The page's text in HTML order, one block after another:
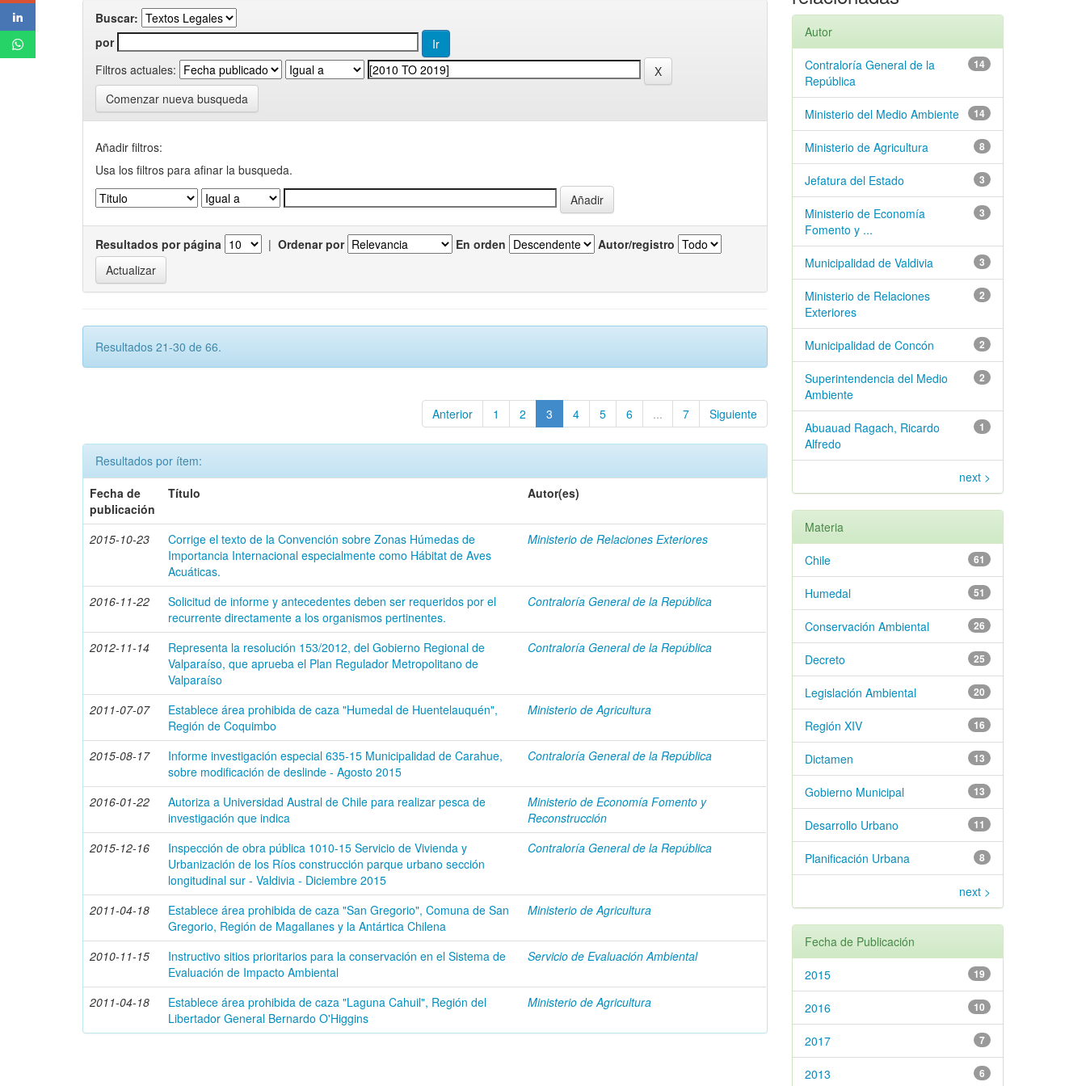
Buscar:
por
Filtros actuales:
Comenzar nueva busqueda
Añadir filtros:
Usa los filtros para afinar la busqueda.
Resultados por página | Ordenar por En orden Autor/registro
Resultados 21-30 de 66.
Anterior 1 2 3 4 5 6 ... 7 Siguiente
Resultados por ítem:
Fecha de
publicación
Título Autor(es)
2015-10-23
Corrige el texto de la Convención sobre Zonas Húmedas de
Importancia Internacional especialmente como Hábitat de Aves
Acuáticas.
Ministerio de Relaciones Exteriores
2016-11-22
Solicitud de informe y antecedentes deben ser requeridos por el
recurrente directamente a los organismos pertinentes.
Contraloría General de la República
2012-11-14
Representa la resolución 153/2012, del Gobierno Regional de
Valparaíso, que aprueba el Plan Regulador Metropolitano de
Valparaíso
Contraloría General de la República
2011-07-07
Establece área prohibida de caza "Humedal de Huentelauquén",
Región de Coquimbo
Ministerio de Agricultura
2015-08-17
Informe investigación especial 635-15 Municipalidad de Carahue,
sobre modificación de deslinde - Agosto 2015
Contraloría General de la República
2016-01-22
Autoriza a Universidad Austral de Chile para realizar pesca de
investigación que indica
Ministerio de Economía Fomento y
Reconstrucción
2015-12-16
Inspección de obra pública 1010-15 Servicio de Vivienda y
Urbanización de los Ríos construcción parque urbano sección
longitudinal sur - Valdivia - Diciembre 2015
Contraloría General de la República
2011-04-18
Establece área prohibida de caza "San Gregorio", Comuna de San
Gregorio, Región de Magallanes y la Antártica Chilena
Ministerio de Agricultura
2010-11-15
Instructivo sitios prioritarios para la conservación en el Sistema de
Evaluación de Impacto Ambiental
Servicio de Evaluación Ambiental
2011-04-18
Establece área prohibida de caza "Laguna Cahuil", Región del
Libertador General Bernardo O'Higgins
Ministerio de Agricultura
Autor
14
Contraloría General de la
República
14
Ministerio del Medio Ambiente
8
Ministerio de Agricultura
3
Jefatura del Estado
3
Ministerio de Economía
Fomento y ...
3
Municipalidad de Valdivia
2
Ministerio de Relaciones
Exteriores
2
Municipalidad de Concón
2
Superintendencia del Medio
Ambiente
1
Abuauad Ragach, Ricardo
Alfredo
next >
Materia
61
Chile
51
Humedal
26
Conservación Ambiental
25
Decreto
20
Legislación Ambiental
16
Región XIV
13
Dictamen
13
Gobierno Municipal
11
Desarrollo Urbano
8
Planificación Urbana
next >
Fecha de Publicación
19
2015
10
2016
7
2017
6
2013